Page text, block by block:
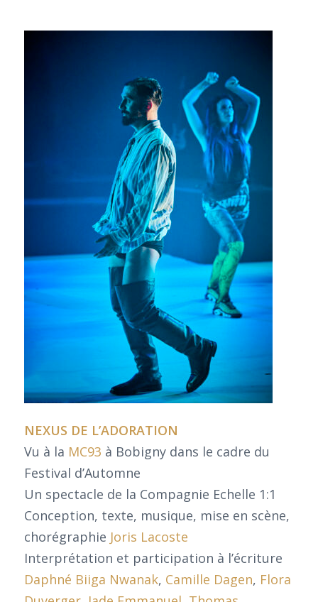
NEXUS DE L’ADORATION
Vu à la MC93 à Bobigny dans le cadre du
Festival d’Automne
Un spectacle de la Compagnie Echelle 1:1
Conception, texte, musique, mise en scène,
chorégraphie Joris Lacoste
Interprétation et participation à l’écriture
Daphné Biiga Nwanak, Camille Dagen, Flora